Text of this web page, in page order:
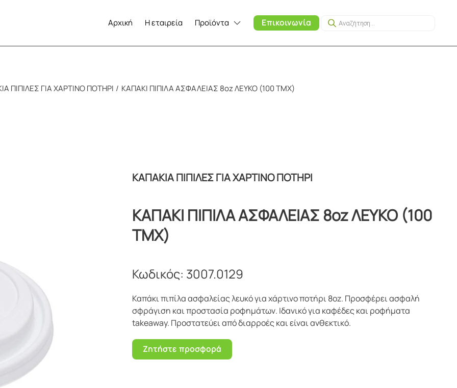
Αρχική Η εταιρεία Προϊόντα Επικοινωνία Products
search
ΠΙΠΙΛΕΣ ΓΙΑ ΧΑΡΤΙΝΟ ΠΟΤΗΡΙ ΚΑΠΑΚΙ ΠΙΠΙΛΑ ΑΣΦΑΛΕΙΑΣ 8oz ΛΕΥΚΟ (100 ΤΜΧ)
ΚΑΠΑΚΙΑ ΠΙΠΙΛΕΣ ΓΙΑ ΧΑΡΤΙΝΟ ΠΟΤΗΡΙ
ΚΑΠΑΚΙ ΠΙΠΙΛΑ ΑΣΦΑΛΕΙΑΣ 8oz ΛΕΥΚΟ (100
ΤΜΧ)
Κωδικός: 3007.0129
Καπάκι πιπίλα ασφαλείας λευκό για χάρτινο ποτήρι 8oz. Προσφέρει ασφαλή
σφράγιση και προστασία ροφημάτων. Ιδανικό για καφέδες και ροφήματα
takeaway. Προστατεύει από διαρροές και είναι ανθεκτικό.
Ζητήστε προσφορά